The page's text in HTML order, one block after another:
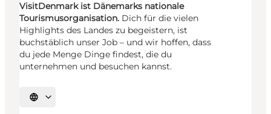
VisitDenmark ist Dänemarks nationale
Tourismusorganisation. Dich für die vielen
Highlights des Landes zu begeistern, ist
buchstäblich unser Job – und wir hoffen, dass
du jede Menge Dinge findest, die du
unternehmen und besuchen kannst.
Sprache auswählen